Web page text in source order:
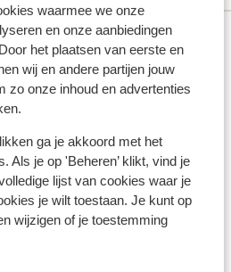
waarmee we onze
en onze aanbiedingen
het plaatsen van eerste en
wij en andere partijen jouw
zo onze inhoud en advertenties
ga je akkoord met het
Als je op 'Beheren’ klikt, vind je
lijst van cookies waar je
je wilt toestaan. Je kunt op
wijzigen of je toestemming
53 ervaringen
op kaart